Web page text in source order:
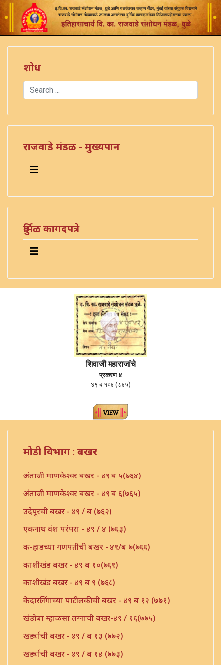
शोध
Search
राजवाडे मंडळ - मुख्यपान
दुर्मिळ कागदपत्रे
शिवाजी महाराजांचे
प्रकरण ४
४९ ब १०६ (८६५)
मोडी विभाग : बखर
अंताजी माणकेश्वर बखर - ४९ ब ५(७६४)
अंताजी माणकेश्वर बखर - ४९ ब ६(७६५)
उदेपूरची बखर - ४९ / ब (७६२)
एकनाथ वंश परंपरा - ४९ / ४ (७६३)
क-हाडच्या गणपतीची बखर - ४९/ब ७(७६६)
काशीखंड बखर - ४९ ब १०(७६९)
काशीखंड बखर - ४९ ब ९ (७६८)
केदारलिंगाच्या पाटीलकीची बखर - ४९ ब १२ (७७१)
खंडोबा म्हाळसा लग्नाची बखर-४९ / १६(७७५)
खर्ड्याची बखर - ४९ / ब १३ (७७२)
खर्ड्याची बखर - ४९ / ब १४ (७७३)